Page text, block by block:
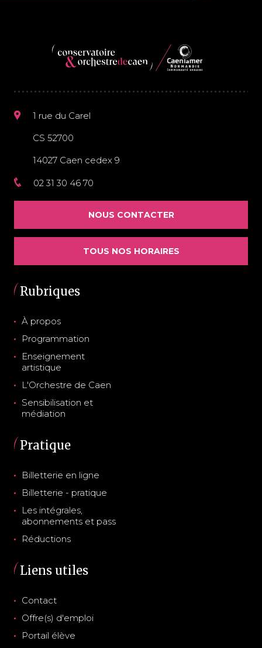
1 rue du Carel
CS 52700
14027 Caen cedex 9
02 31 30 46 70
NOUS CONTACTER
TOUS NOS HORAIRES
Rubriques
À propos
Programmation
Enseignement
artistique
L'Orchestre de Caen
Sensibilisation et
médiation
Pratique
Billetterie en ligne
Billetterie - pratique
Les intégrales,
abonnements et pass
Réductions
Liens utiles
Contact
Offre(s) d'emploi
Portail élève